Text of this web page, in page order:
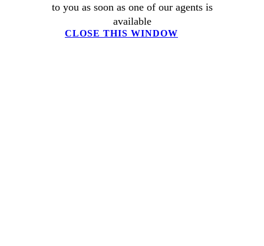
to you as soon as one of our agents is
available
CLOSE THIS WINDOW